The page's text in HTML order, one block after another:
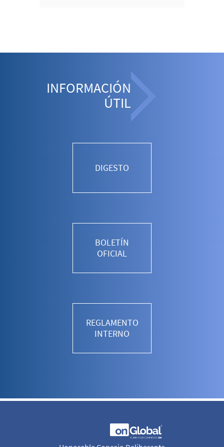
INFORMACIÓN
ÚTIL
DIGESTO
BOLETÍN
OFICIAL
REGLAMENTO
INTERNO